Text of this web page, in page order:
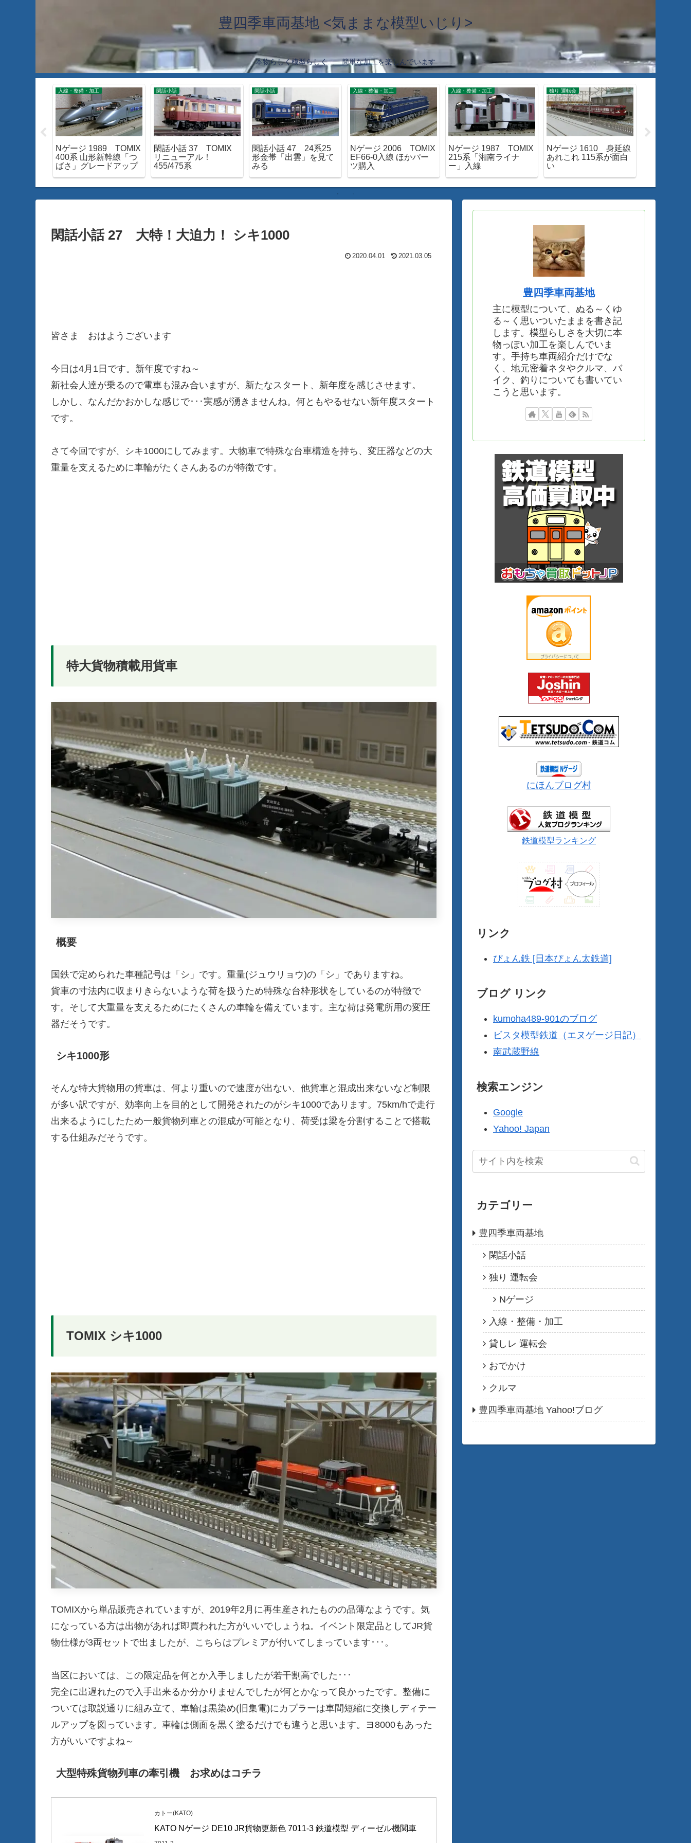
豊四季車両基地 <気ままな模型いじり>
本物らしく模型らしく… 簡単な加工を楽しんでいます
入線・整備・加工
Nゲージ 1989 TOMIX
400系 山形新幹線「つ
ばさ」グレードアップ
閑話小話
閑話小話 37 TOMIX
リニューアル！
455/475系
閑話小話
閑話小話 47 24系25
形金帯「出雲」を見て
みる
入線・整備・加工
Nゲージ 2006 TOMIX
EF66-0入線 ほかパー
ツ購入
入線・整備・加工
Nゲージ 1987 TOMIX
215系「湘南ライナ
ー」入線
独り 運転会
Nゲージ 1610 身延線
あれこれ 115系が面白
い
閑話小話 27 大特！大迫力！ シキ1000
2020.04.01 2021.03.05
皆さま おはようございます
今日は4月1日です。新年度ですね～
新社会人達が乗るので電車も混み合いますが、新たなスタート、新年度を感じさせます。
しかし、なんだかおかしな感じで･･･実感が湧きませんね。何ともやるせない新年度スタート
です。
さて今回ですが、シキ1000にしてみます。大物車で特殊な台車構造を持ち、変圧器などの大
重量を支えるために車輪がたくさんあるのが特徴です。
特大貨物積載用貨車
概要
国鉄で定められた車種記号は「シ」です。重量(ジュウリョウ)の「シ」でありますね。
貨車の寸法内に収まりきらないような荷を扱うため特殊な台枠形状をしているのが特徴で
す。そして大重量を支えるためにたくさんの車輪を備えています。主な荷は発電所用の変圧
器だそうです。
シキ1000形
そんな特大貨物用の貨車は、何より重いので速度が出ない、他貨車と混成出来ないなど制限
が多い訳ですが、効率向上を目的として開発されたのがシキ1000であります。75km/hで走行
出来るようにしたため一般貨物列車との混成が可能となり、荷受は梁を分割することで搭載
する仕組みだそうです。
TOMIX シキ1000
TOMIXから単品販売されていますが、2019年2月に再生産されたものの品薄なようです。気
になっている方は出物があれば即買われた方がいいでしょうね。イベント限定品としてJR貨
物仕様が3両セットで出ましたが、こちらはプレミアが付いてしまっています･･･。
当区においては、この限定品を何とか入手しましたが若干割高でした･･･
完全に出遅れたので入手出来るか分かりませんでしたが何とかなって良かったです。整備に
ついては取説通りに組み立て、車輪は黒染め(旧集電)にカプラーは車間短縮に交換しディテー
ルアップを図っています。車輪は側面を黒く塗るだけでも違うと思います。ヨ8000もあった
方がいいですよね～
大型特殊貨物列車の牽引機 お求めはコチラ
カトー(KATO)
KATO Nゲージ DE10 JR貨物更新色 7011-3 鉄道模型 ディーゼル機関車
豊四季車両基地
主に模型について、ぬる～くゆ
る～く思いついたままを書き記
します。模型らしさを大切に本
物っぽい加工を楽しんでいま
す。手持ち車両紹介だけでな
く、地元密着ネタやクルマ、バ
イク、釣りについても書いてい
こうと思います。
にほんブログ村
鉄道模型ランキング
リンク
ぴょん鉄 [日本ぴょん太鉄道]
ブログ リンク
kumoha489-901のブログ
ビスタ模型鉄道（エヌゲージ日記）
南武蔵野線
検索エンジン
Google
Yahoo! Japan
カテゴリー
豊四季車両基地
閑話小話
独り 運転会
Nゲージ
入線・整備・加工
貸しレ 運転会
おでかけ
クルマ
豊四季車両基地 Yahoo!ブログ